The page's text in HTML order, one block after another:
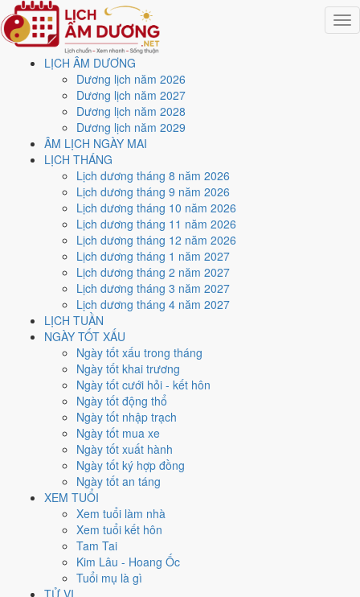
LỊCH ÂM DƯƠNG
Dương lịch năm 2026
Dương lịch năm 2027
Dương lịch năm 2028
Dương lịch năm 2029
ÂM LỊCH NGÀY MAI
LỊCH THÁNG
Lịch dương tháng 8 năm 2026
Lịch dương tháng 9 năm 2026
Lịch dương tháng 10 năm 2026
Lịch dương tháng 11 năm 2026
Lịch dương tháng 12 năm 2026
Lịch dương tháng 1 năm 2027
Lịch dương tháng 2 năm 2027
Lịch dương tháng 3 năm 2027
Lịch dương tháng 4 năm 2027
LỊCH TUẦN
NGÀY TỐT XẤU
Ngày tốt xấu trong tháng
Ngày tốt khai trương
Ngày tốt cưới hỏi - kết hôn
Ngày tốt động thổ
Ngày tốt nhập trạch
Ngày tốt mua xe
Ngày tốt xuất hành
Ngày tốt ký hợp đồng
Ngày tốt an táng
XEM TUỔI
Xem tuổi làm nhà
Xem tuổi kết hôn
Tam Tai
Kim Lâu - Hoang Ốc
Tuổi mụ là gì
TỬ VI
Trang chủ
Lịch năm 2024
Tháng 10/2024
Ngày 7/10/2024 (Giáp Thìn)
Xem ngày7/10/2024
lịch - Ngày 5/9 âm lịch
(Giáp Thìn) tốt hay xấu?
Ngày 7/10/2024 dương lịch (Thứ Hai) là ngày 5/9/2024 âm lịch
Giáp Thìn- Can khắc Chi, Trực Phá, Sao Tất, nạp âm Phúc
Đăng Hỏa. Tổng hòa, đây làNgày Hungvới điểm trung bình
cho các việc quan trọng. Giờ Hoàng Đạo trong ngày:
Thân, Dậu, Hợi.
Ngày Dương
Tháng 10 năm 2024
Tháng 9 âm năm 2024
Tiết Thu Phân
Giáp Tý
Giáp Thìn